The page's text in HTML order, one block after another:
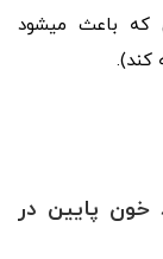
که باعث می­شود
کند).
پایین در